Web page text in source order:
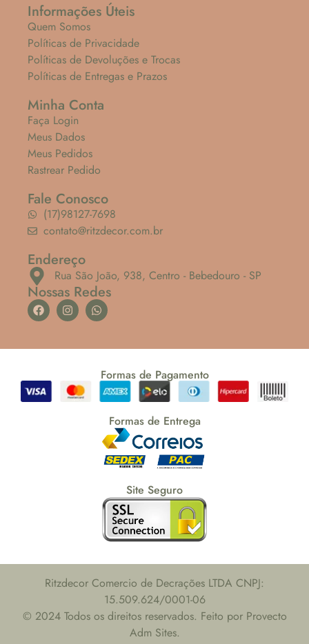
Informações Úteis
Quem Somos
Políticas de Privacidade
Políticas de Devoluções e Trocas
Políticas de Entregas e Prazos
Minha Conta
Faça Login
Meus Dados
Meus Pedidos
Rastrear Pedido
Fale Conosco
(17)98127-7698
contato@ritzdecor.com.br
Endereço
Rua São João, 938, Centro - Bebedouro - SP
Nossas Redes
Formas de Pagamento
Formas de Entrega
Site Seguro
Ritzdecor Comercio de Decrações LTDA CNPJ:
15.509.624/0001-06
© 2024 Todos os direitos reservados. Feito por Provecto
Adm Sites.